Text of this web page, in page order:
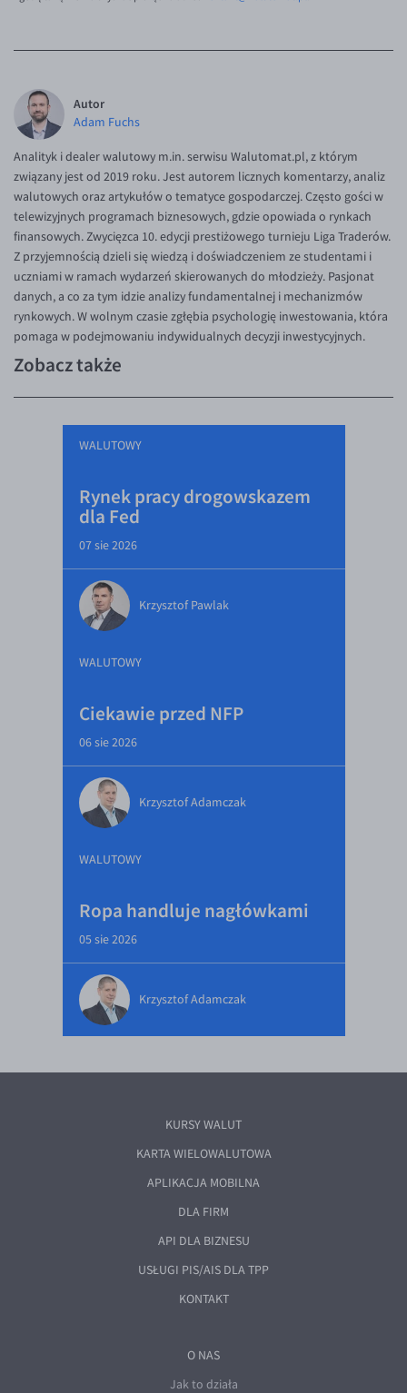
Autor
Adam Fuchs
Analityk i dealer walutowy m.in. serwisu Walutomat.pl, z którym
związany jest od 2019 roku. Jest autorem licznych komentarzy, analiz
walutowych oraz artykułów o tematyce gospodarczej. Często gości w
telewizyjnych programach biznesowych, gdzie opowiada o rynkach
finansowych. Zwycięzca 10. edycji prestiżowego turnieju Liga Traderów.
Z przyjemnością dzieli się wiedzą i doświadczeniem ze studentami i
uczniami w ramach wydarzeń skierowanych do młodzieży. Pasjonat
danych, a co za tym idzie analizy fundamentalnej i mechanizmów
rynkowych. W wolnym czasie zgłębia psychologię inwestowania, która
pomaga w podejmowaniu indywidualnych decyzji inwestycyjnych.
Zobacz także
WALUTOWY
Rynek pracy drogowskazem
dla Fed
07 sie 2026
Krzysztof Pawlak
WALUTOWY
Ciekawie przed NFP
06 sie 2026
Krzysztof Adamczak
WALUTOWY
Ropa handluje nagłówkami
05 sie 2026
Krzysztof Adamczak
KURSY WALUT
KARTA WIELOWALUTOWA
APLIKACJA MOBILNA
DLA FIRM
API DLA BIZNESU
USŁUGI PIS/AIS DLA TPP
KONTAKT
O NAS
Jak to działa